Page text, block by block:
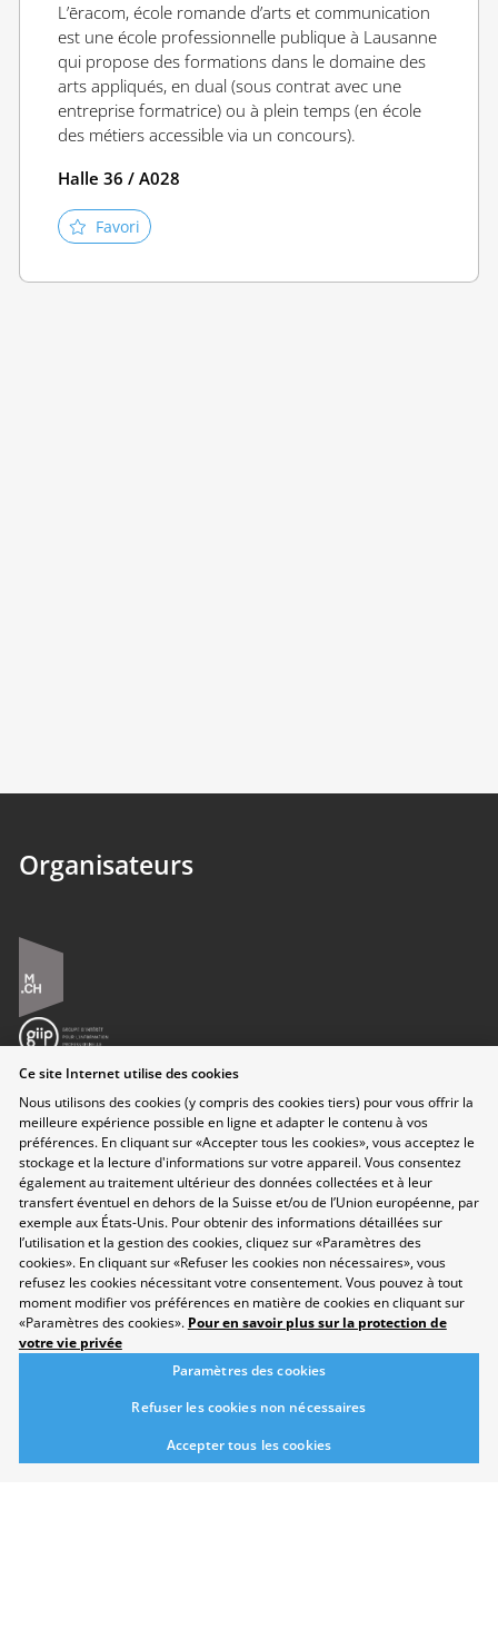
L’ēracom, école romande d’arts et communication
est une école professionnelle publique à Lausanne
qui propose des formations dans le domaine des
arts appliqués, en dual (sous contrat avec une
entreprise formatrice) ou à plein temps (en école
des métiers accessible via un concours).
Halle 36 / A028
Favori
Organisateurs
Protection des données
Disclaimer
Contact
Paramètres des cookies
Développement durable
Salon
Domaines professionnels
Répertoire
Conférences
Ce site Internet utilise des cookies
Nous utilisons des cookies (y compris des cookies tiers) pour vous offrir la
meilleure expérience possible en ligne et adapter le contenu à vos
préférences. En cliquant sur «Accepter tous les cookies», vous acceptez le
stockage et la lecture d'informations sur votre appareil. Vous consentez
également au traitement ultérieur des données collectées et à leur
transfert éventuel en dehors de la Suisse et/ou de l’Union européenne, par
exemple aux États-Unis. Pour obtenir des informations détaillées sur
l’utilisation et la gestion des cookies, cliquez sur «Paramètres des
cookies». En cliquant sur «Refuser les cookies non nécessaires», vous
refusez les cookies nécessitant votre consentement. Vous pouvez à tout
moment modifier vos préférences en matière de cookies en cliquant sur
«Paramètres des cookies». Pour en savoir plus sur la protection de
votre vie privée
Paramètres des cookies
Refuser les cookies non nécessaires
Accepter tous les cookies